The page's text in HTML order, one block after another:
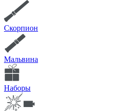
Скорпион
Мальвина
Наборы